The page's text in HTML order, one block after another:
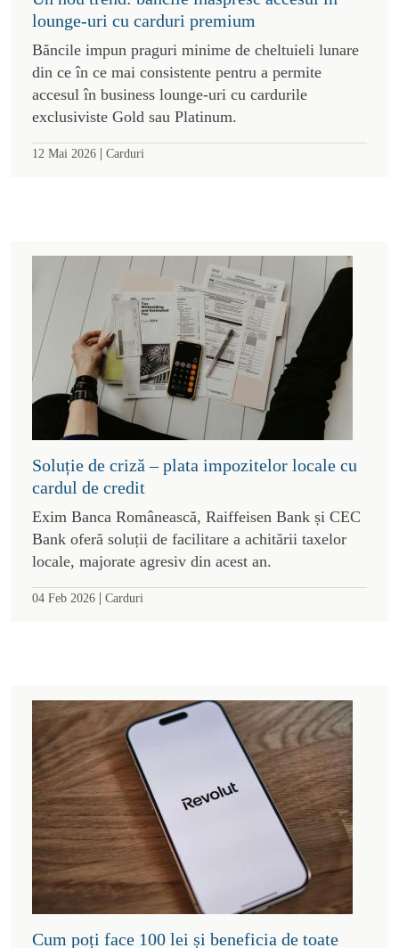
lounge-uri cu carduri premium
Băncile impun praguri minime de cheltuieli lunare
din ce în ce mai consistente pentru a permite
accesul în business lounge-uri cu cardurile
exclusiviste Gold sau Platinum.
12 Mai 2026 | Carduri
Soluție de criză – plata impozitelor locale cu
cardul de credit
Exim Banca Românească, Raiffeisen Bank și CEC
Bank oferă soluții de facilitare a achitării taxelor
locale, majorate agresiv din acest an.
04 Feb 2026 | Carduri
Cum poți face 100 lei și beneficia de toate